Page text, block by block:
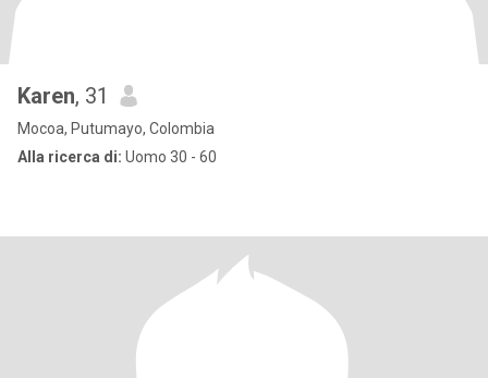
Karen, 31
Mocoa, Putumayo, Colombia
Alla ricerca di: Uomo 30 - 60